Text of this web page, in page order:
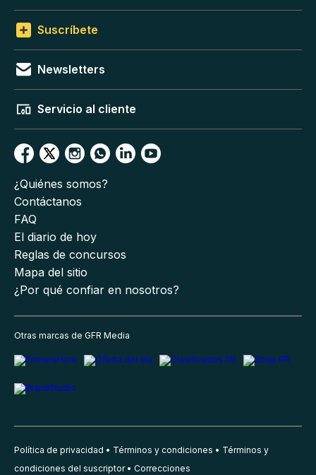
Suscríbete
Newsletters
Servicio al cliente
¿Quiénes somos?
Contáctanos
FAQ
El diario de hoy
Reglas de concursos
Mapa del sitio
¿Por qué confiar en nosotros?
Otras marcas de GFR Media
Política de privacidad Términos y condiciones
Términos y
condiciones del suscriptor
Correcciones